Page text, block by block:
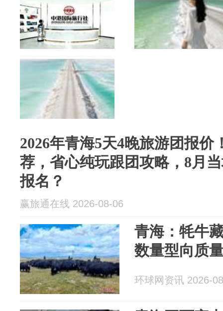
2026年青海5天4晚旅游团报价
荐，省心纯玩跟团攻略，8月
报名？
赢旅通在线 2026-08-06
青海：牦牛
数量型向质
环球网资讯 2026-